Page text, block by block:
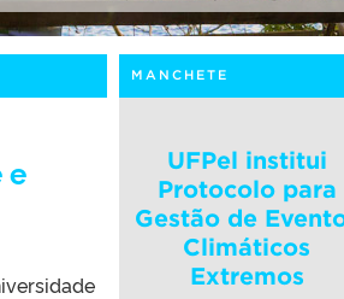
e
MANCHETE
UFPel institui
Protocolo para
Gestão de
Climáticos
Extremos